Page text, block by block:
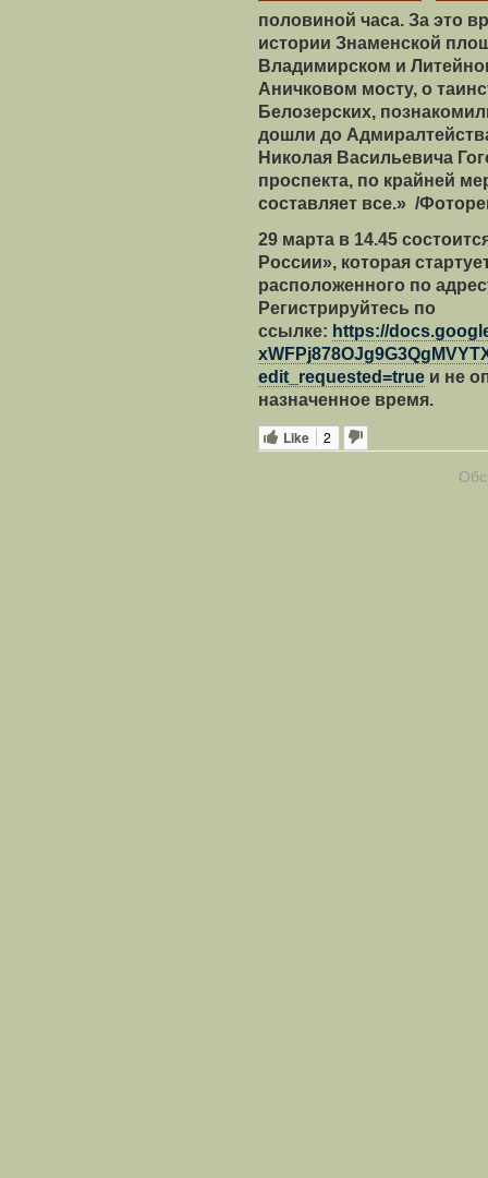
половиной часа. За это
истории Знаменской
Владимирском и
Аничковом мосту, о
Белозерских,
дошли до
Николая Васильевича
проспекта, по крайней
составляет все.» /
29 марта в 14.45
России», которая
расположенного по
Регистрируйтесь по
ссылке: https://
edit_requested=true и не
назначенное время.
Like
2